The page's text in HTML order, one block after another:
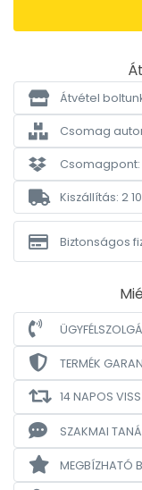
Átvétel
Csomag
Csomagpont:
Kiszállítás: 2
Biztonságos
TERMÉK
14 NAPOS
SZAKMAI
MEGBÍZHATÓ